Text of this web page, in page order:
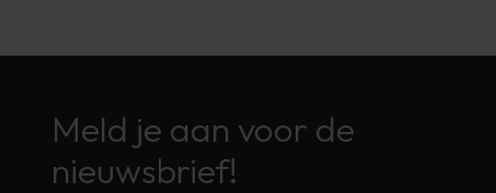
Meld je aan voor de
nieuwsbrief!